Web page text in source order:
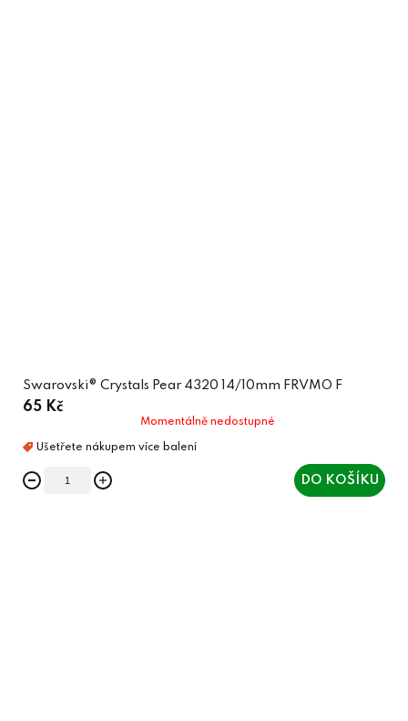
Swarovski® Crystals Pear 4320 14/10mm FRVMO F
65 Kč
Momentálně nedostupné
DO KOŠÍKU